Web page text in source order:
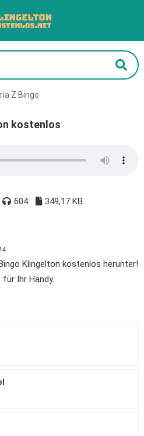
Z Bingo
kostenlos
604 349,17 KB
Klingelton kostenlos herunter!
Ihr Handy.